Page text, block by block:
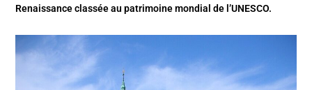
Renaissance classée au patrimoine mondial de l’UNESCO.